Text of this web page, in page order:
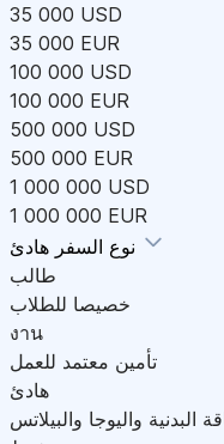
35 000 USD
35 000 EUR
100 000 USD
100 000 EUR
500 000 USD
500 000 EUR
1 000 000 USD
1 000 000 EUR
نوع السفر
طالب
خصيصا للطلاب
งาน
تأمين معتمد للعمل
هادئ